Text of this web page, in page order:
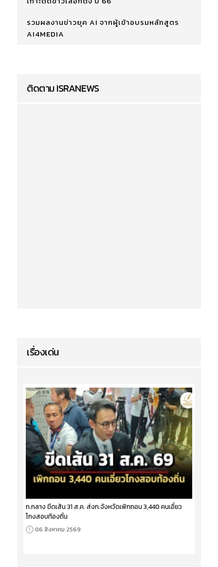
รวมผลงานข่าวยุค AI จากผู้เข้าอบรมหลักสูตร
AI4MEDIA
ติดตาม ISRANEWS
เรื่องเด่น
ก.กลาง ขีดเส้น 31 ส.ค. ส่งก.จังหวัดเพิกถอน 3,440 คนเอี่ยว
โกงสอบท้องถิ่น
06 สิงหาคม 2569